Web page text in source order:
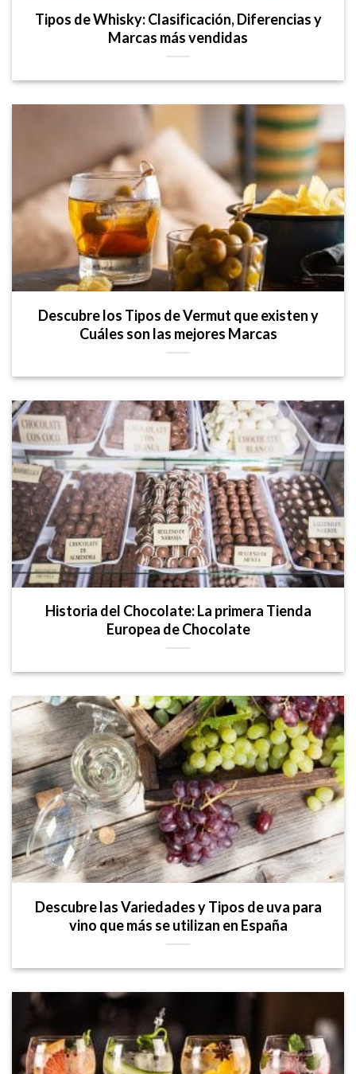
Tipos de Whisky: Clasificación, Diferencias y
Marcas más vendidas
Descubre los Tipos de Vermut que existen y
Cuáles son las mejores Marcas
Historia del Chocolate: La primera Tienda
Europea de Chocolate
Descubre las Variedades y Tipos de uva para
vino que más se utilizan en España